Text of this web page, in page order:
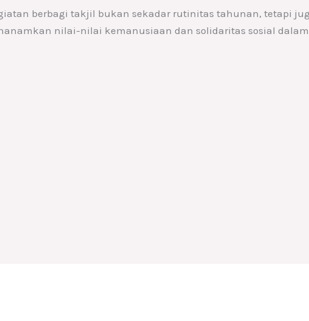
berbagi takjil bukan sekadar rutinitas tahunan, tetapi
nilai-nilai kemanusiaan dan solidaritas sosial